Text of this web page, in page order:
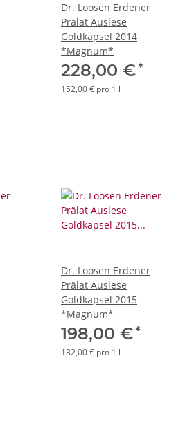
Dr. Loosen Erdener
Prälat Auslese
Goldkapsel 2014
*Magnum*
228,00 €*
152,00 € pro 1 l
Dr. Loosen Erdener
Prälat Auslese
Goldkapsel 2015
*Magnum*
198,00 €*
132,00 € pro 1 l